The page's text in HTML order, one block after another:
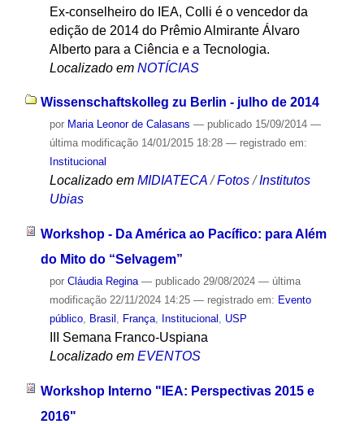
Ex-conselheiro do IEA, Colli é o vencedor da
edição de 2014 do Prêmio Almirante Álvaro
Alberto para a Ciência e a Tecnologia.
Localizado em NOTÍCIAS
Wissenschaftskolleg zu Berlin - julho de 2014
por Maria Leonor de Calasans — publicado15/09/2014 —
última modificação14/01/2015 18:28 — registrado em:
Institucional
Localizado em MIDIATECA /Fotos /Institutos
Ubias
Workshop - Da América ao Pacífico: para Além
do Mito do “Selvagem”
por Cláudia Regina — publicado29/08/2024 — última
modificação22/11/2024 14:25 — registrado em: Evento
público, Brasil , França, Institucional , USP
III Semana Franco-Uspiana
Localizado em EVENTOS
Workshop Interno "IEA: Perspectivas 2015 e
2016"